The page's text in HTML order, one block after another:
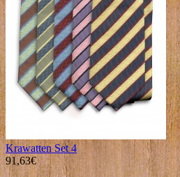
Krawatten Set 4
91,63€